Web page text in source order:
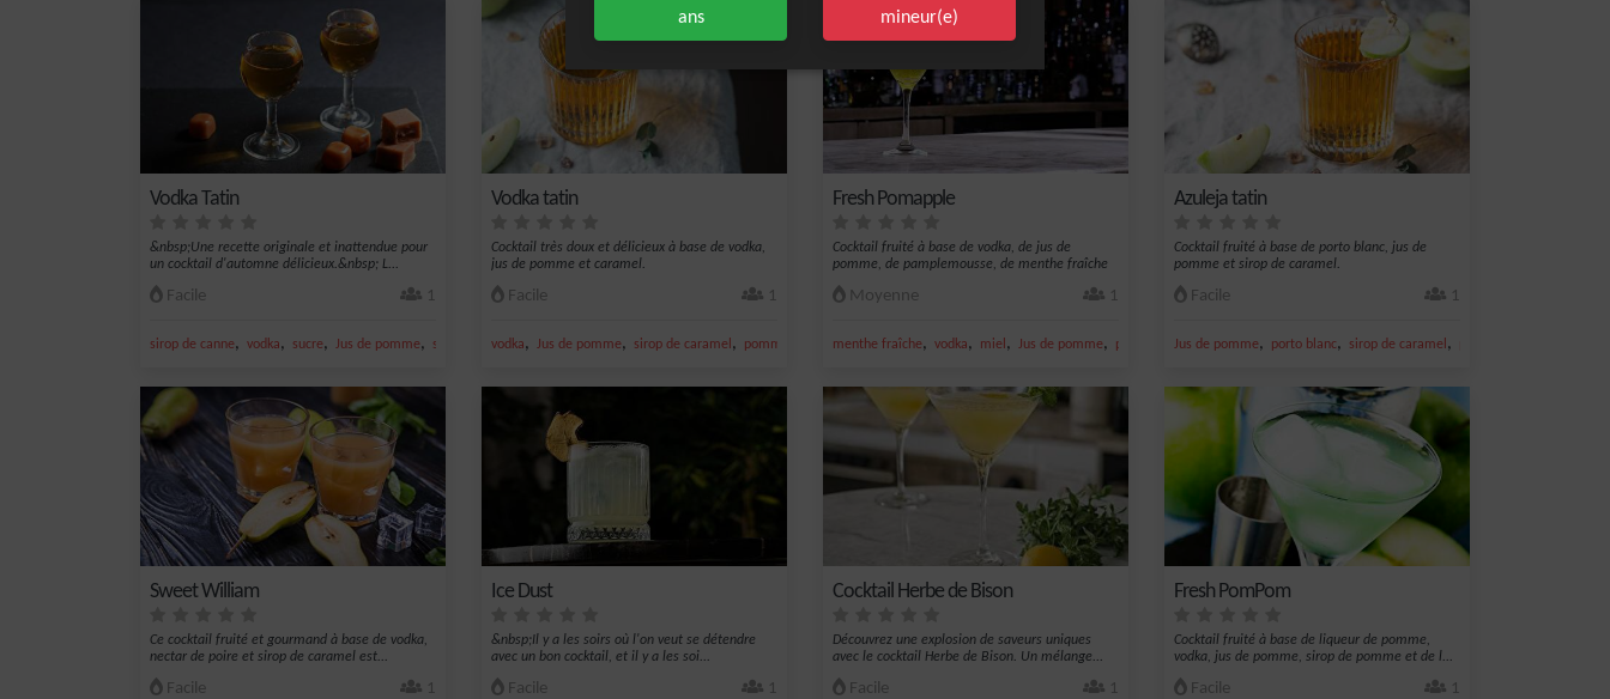
Vodka Tatin
&nbsp;Une recette originale et inattendue pour
un cocktail d'automne délicieux.&nbsp; L...
Facile 1
sirop de canne, vodka, sucre, Jus de pomme, sirop de cannelle
Vodka tatin
Cocktail très doux et délicieux à base de vodka,
jus de pomme et caramel.
Facile 1
vodka, Jus de pomme, sirop de caramel , pomme caramel
Fresh Pomapple
Cocktail fruité à base de vodka, de jus de
pomme, de pamplemousse, de menthe fraîche
Moyenne 1
menthe fraîche, vodka, miel , Jus de pomme, pamplemousse
Azuleja tatin
Cocktail fruité à base de porto blanc, jus de
pomme et sirop de caramel.
Facile 1
Jus de pomme, porto blanc, sirop de caramel ,
Sweet William
Ce cocktail fruité et gourmand à base de vodka,
nectar de poire et sirop de caramel est...
Facile 1
Ice Dust
&nbsp;Il y a les soirs où l'on veut se détendre
avec un bon cocktail, et il y a les soi...
Facile 1
Cocktail Herbe de Bison
Découvrez une explosion de saveurs uniques
avec le cocktail Herbe de Bison. Un mélange...
Facile 1
Fresh PomPom
Cocktail fruité à base de liqueur de pomme,
vodka, jus de pomme, sirop de pomme et de l...
Facile 1
ans
mineur(e)